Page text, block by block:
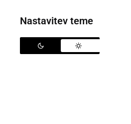
Nastavitev teme